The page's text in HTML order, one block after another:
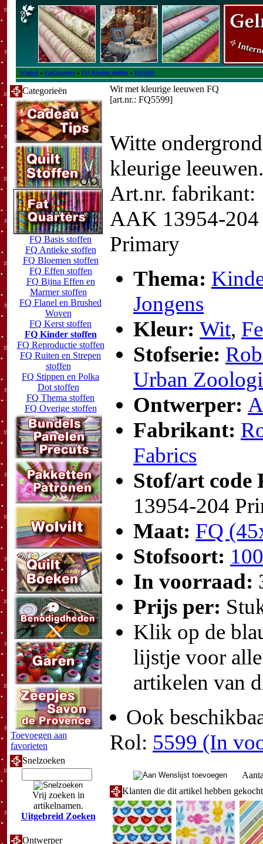
Winkel » FatQuarters » FQ Kinder stoffen » FQ5599
Categorieën
FQ Basis stoffen
FQ Antieke stoffen
FQ Bloemen stoffen
FQ Effen stoffen
FQ Bijna Effen en
Marmer stoffen
FQ Flanel en Brushed
Woven
FQ Kerst stoffen
FQ Kinder stoffen
FQ Reproductie stoffen
FQ Ruiten en Strepen
stoffen
FQ Stippen en Polka
Dot stoffen
FQ Thema stoffen
FQ Overige stoffen
Toevoegen aan
favorieten
Snelzoeken
Vrij zoeken in
artikelnamen.
Uitgebreid Zoeken
Ontwerper
Wit met kleurige leeuwen FQ
[art.nr.: FQ5599]
Witte
kleurige leeuwen.
Art.nr. fabrikant:
AAK 13954-204
Primary
Thema:
Jongens
Kleur: Wit,
Stofserie:
Urban
Ontwerper:
Fabrikant:
Fabrics
Stof/art
13954-204
Maat: FQ
Stofsoort:
In voorraad:
Prijs per:
Klik op de
lijstje voor
artikelen van
Ook
Rol: 5599 (In
Klanten die dit artikel hebben